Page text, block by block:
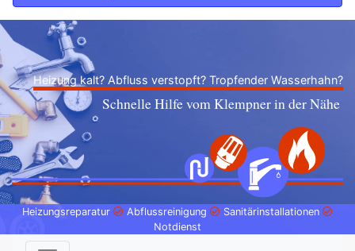
Heizung kalt? Abfluss verstopft? Tropfender Wasserhahn?
Schnelle Hilfe vom Klempner in der Nähe
Heizungsreparatur Abflussreinigung
Sanitärinstallationen
Notdienst